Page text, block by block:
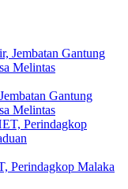
Gantung
Melintas
Perindagkop Malaka